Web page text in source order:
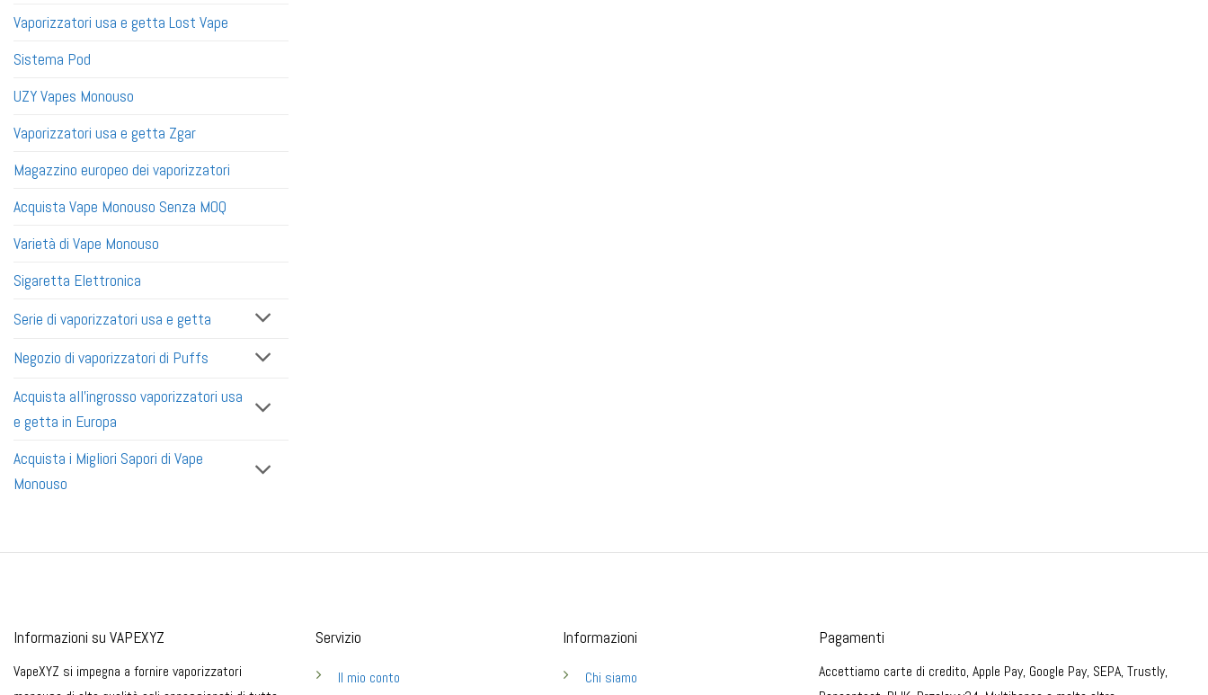
Vaporizzatori usa e getta Lost Vape
Sistema Pod
UZY Vapes Monouso
Vaporizzatori usa e getta Zgar
Magazzino europeo dei vaporizzatori
Acquista Vape Monouso Senza MOQ
Varietà di Vape Monouso
Sigaretta Elettronica
Serie di vaporizzatori usa e getta
Negozio di vaporizzatori di Puffs
Acquista all'ingrosso vaporizzatori usa
e getta in Europa
Acquista i Migliori Sapori di Vape
Monouso
Informazioni su VAPEXYZ
VapeXYZ si impegna a fornire vaporizzatori
Servizio
Il mio conto
Informazioni
Chi siamo
Pagamenti
Accettiamo carte di credito, Apple Pay, Google Pay, SEPA, Trustly,